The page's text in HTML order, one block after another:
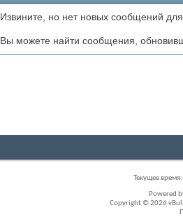
Извините, но нет новых сообщений
Вы можете найти сообщения,
Текущее время:
Powered
Copyright © 2026